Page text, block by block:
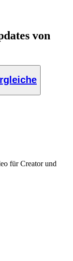
von
für Creator und